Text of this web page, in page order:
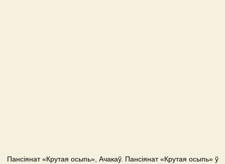
Пансіянат «Крутая осыпь», Ачакаў. Пансіянат «Крутая осыпь» ў